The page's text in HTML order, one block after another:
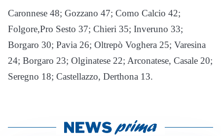
Caronnese 48; Gozzano 47; Como Calcio 42;
Folgore,Pro Sesto 37; Chieri 35; Inveruno 33;
Borgaro 30; Pavia 26; Oltrepò Voghera 25; Varesina
24; Borgaro 23; Olginatese 22; Arconatese, Casale 20;
Seregno 18; Castellazzo, Derthona 13.